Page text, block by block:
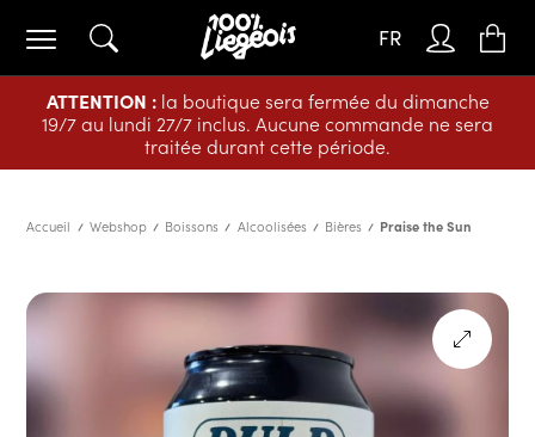
ATTENTION :la boutique sera fermée du dimanche
19/7 au lundi 27/7 inclus. Aucune commande ne sera
traitée durant cette période.
FR
Accueil Webshop Boissons Alcoolisées Bières Praise the Sun